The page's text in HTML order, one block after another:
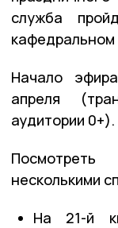
служба
Начало
апреля
аудитории 0+).
несколькими
На 21-й